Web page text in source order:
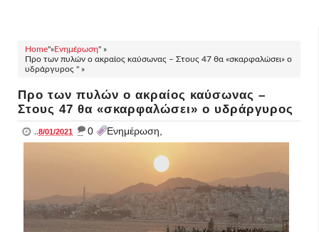
Home"»Ενημέρωση" »
Προ των πυλών ο ακραίος καύσωνας – Στους 47 θα «σκαρφαλώσει» ο
υδράργυρος " »
Προ των πυλών ο ακραίος καύσωνας –
Στους 47 θα «σκαρφαλώσει» ο υδράργυρος
..8/01/2021 _ 0 Ενημέρωση,